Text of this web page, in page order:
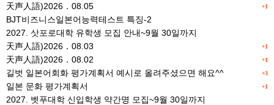
+1
天声人語)2026．08.05
BJT비즈니스일본어능력테스트 특징-2
2027. 삿포로대학 유학생 모집 안내~9월 30일까지
+1
天声人語)2026．08.03
+1
天声人語)2026．08.02
+3
길벗 일본어회화 평가계획서 예시로 올려주셨으면 해요^^
+1
일본 문화 평가계획서
2027. 벳푸대학 신입학생 약간명 모집~9월 30일까지